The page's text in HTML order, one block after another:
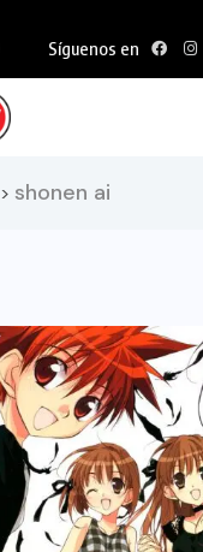
Síguenos en
> shonen ai